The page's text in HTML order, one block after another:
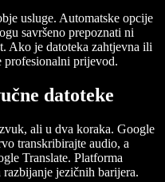
usluge. Automatske opcije
savršeno prepoznati ni
Ako je datoteka zahtjevna ili
profesionalni prijevod.
datoteke
ali u dva koraka. Google
transkribirajte audio, a
Translate. Platforma
jezičnih barijera.